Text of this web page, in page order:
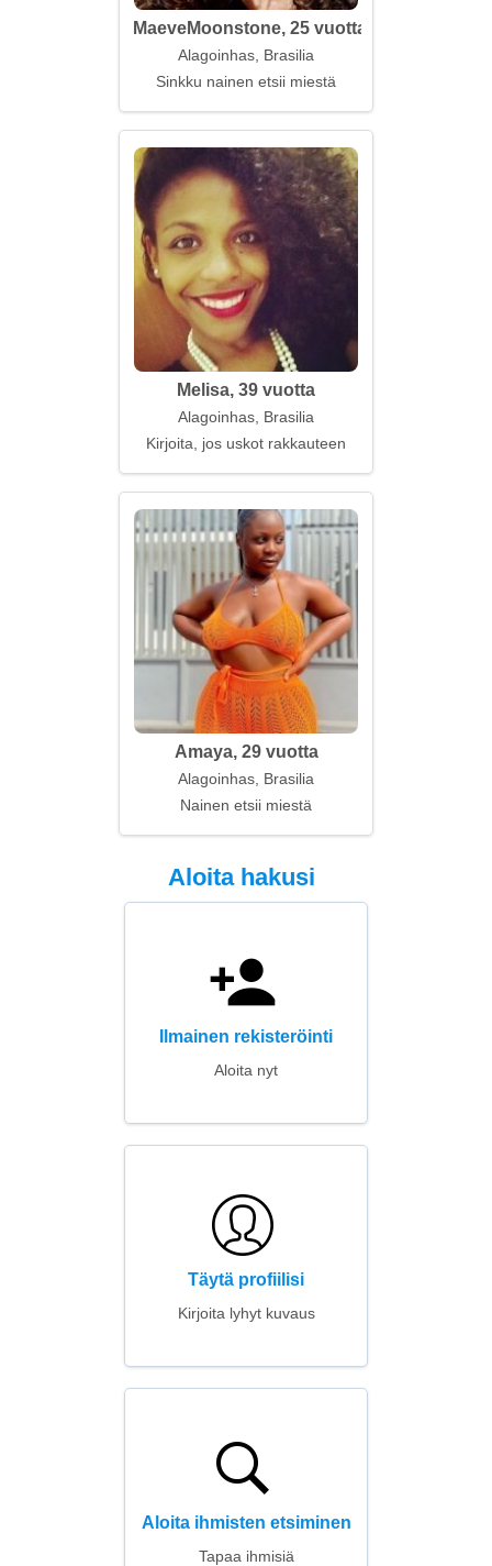
MaeveMoonstone, 25 vuotta
Alagoinhas, Brasilia
Sinkku nainen etsii miestä
Melisa, 39 vuotta
Alagoinhas, Brasilia
Kirjoita, jos uskot rakkauteen
Amaya, 29 vuotta
Alagoinhas, Brasilia
Nainen etsii miestä
Aloita hakusi
Ilmainen rekisteröinti
Aloita nyt
Täytä profiilisi
Kirjoita lyhyt kuvaus
Aloita ihmisten etsiminen
Tapaa ihmisiä